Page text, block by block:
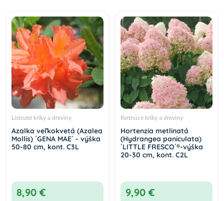
Listnaté kríky a dreviny
Azalka veľkokvetá (Azalea
Mollis) ´GENA MAE´ - výška
50-80 cm, kont. C3L
8,90 €
Kvitnúce kríky a dreviny
Hortenzia metlinatá
(Hydrangea paniculata)
´LITTLE FRESCO´®-výška
20-30 cm, kont. C2L
9,90 €